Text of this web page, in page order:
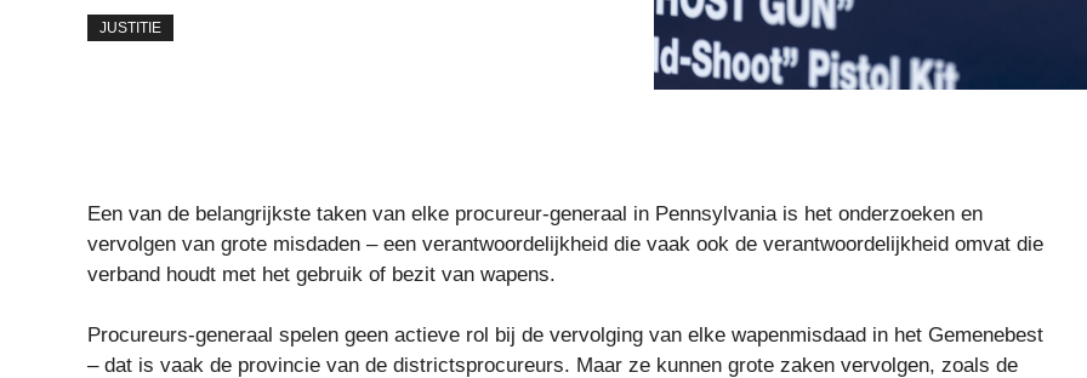
JUSTITIE
Een van de belangrijkste taken van elke procureur-generaal in Pennsylvania is het onderzoeken en
vervolgen van grote misdaden – een verantwoordelijkheid die vaak ook de verantwoordelijkheid omvat die
verband houdt met het gebruik of bezit van wapens.
Procureurs-generaal spelen geen actieve rol bij de vervolging van elke wapenmisdaad in het Gemenebest
– dat is vaak de provincie van de districtsprocureurs. Maar ze kunnen grote zaken vervolgen, zoals de